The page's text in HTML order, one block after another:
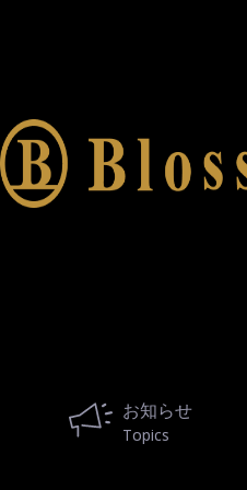
Blossa (ブロッサ) | 名古屋 栄
ブロッサは、 名古屋・久屋大
お知らせ
Topics